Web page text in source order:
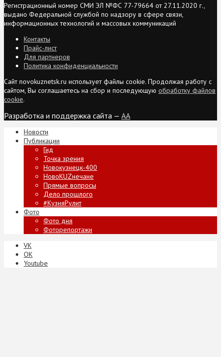
Регистрационный номер СМИ ЭЛ №ФС 77-79664 от 27.11.2020 г.,
выдано Федеральной службой по надзору в сфере связи,
информационных технологий и массовых коммуникаций
Контакты
Прайс-лист
Для партнеров
Политика конфиденциальности
Сайт novokuznetsk.ru использует файлы cookie. Продолжая работу с
сайтом, Вы соглашаетесь на сбор и последующую обработку файлов
cookie.
Разработка и поддержка сайта — AA
Новости
Публикации
Гид
Точка зрения
Новокузнецк-400
НовоKUZнечане
Прямые вопросы
Дело прошлого
#КузняРулит
Фото
Фото дня
Фоторепортажи
VK
ОК
Youtube